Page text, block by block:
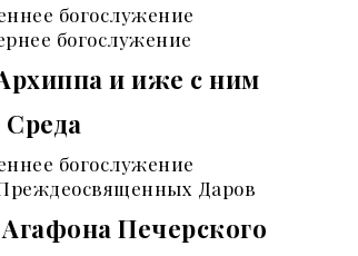
богослужение
богослужение
и иже с ним
Среда
богослужение
Даров
Печерского